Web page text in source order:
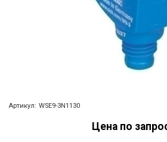
Артикул: WSE9-3N1130
Цена по